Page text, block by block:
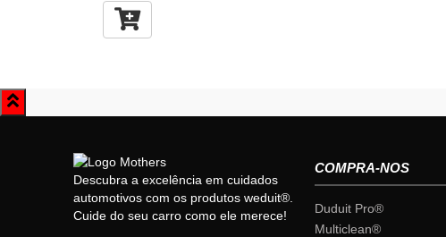
Descubra a excelência em cuidados
automotivos com os produtos weduit®.
Cuide do seu carro como ele merece!
COMPRA-NOS
Duduit Pro®
Multiclean®